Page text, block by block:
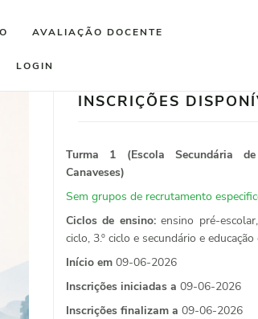
AVALIAÇÃO DOCENTE
LOGIN
INSCRIÇÕES
Turma 1 (Escola Secundária
Canaveses)
Sem grupos de recrutamento
Ciclos de ensino:ensino pré-escolar,
ciclo, 3.º ciclo e secundário e educação
Início em 09-06-2026
Inscrições iniciadas a 09-06-2026
Inscrições finalizam a 09-06-2026